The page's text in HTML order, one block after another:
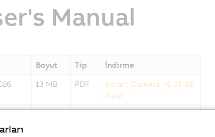
Manual
Boyut Tip
İndirme
13 MB PDF
Smart_Camera_V1.23_GE
R.pdf